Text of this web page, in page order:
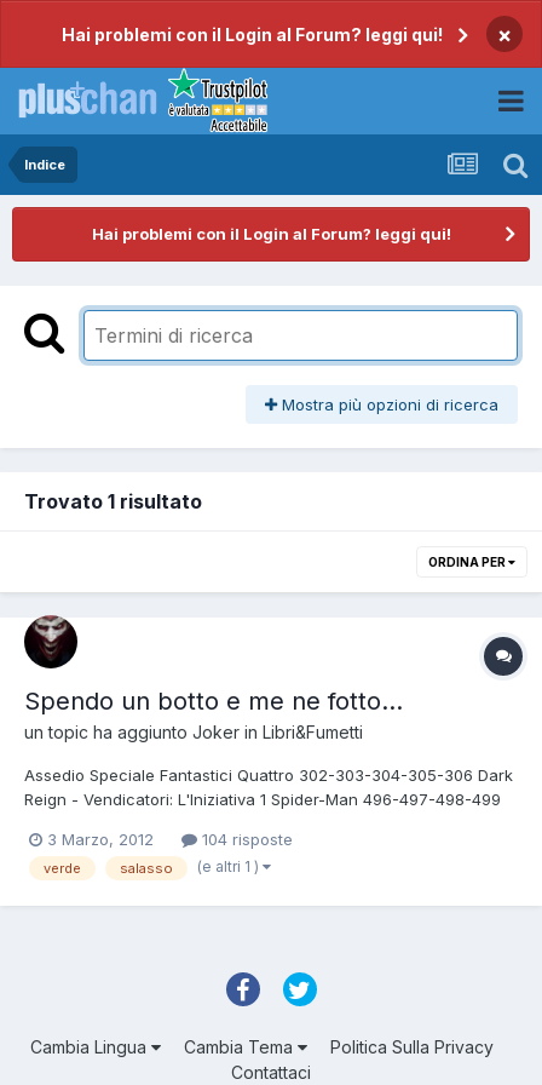
Hai problemi con il Login al Forum? leggi qui! ×
Indice
Hai problemi con il Login al Forum? leggi qui!
Mostra più opzioni di ricerca
Trovato 1 risultato
ORDINA PER
Spendo un botto e me ne fotto...
un topic ha aggiunto Joker in Libri&Fumetti
Assedio Speciale Fantastici Quattro 302-303-304-305-306 Dark
Reign - Vendicatori: L'Iniziativa 1 Spider-Man 496-497-498-499
Guardiani della Galassia 1-2 JLA 0 Nel Giorno più Splendente 13-
14 Lanterna Verde 18-19-20...
3 Marzo, 2012 104 risposte
verde salasso (e altri 1 )
Cambia Lingua Cambia Tema
Politica Sulla Privacy
Contattaci